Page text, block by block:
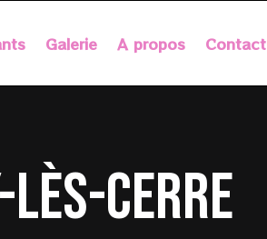
Galerie A propos Contact
Cerre